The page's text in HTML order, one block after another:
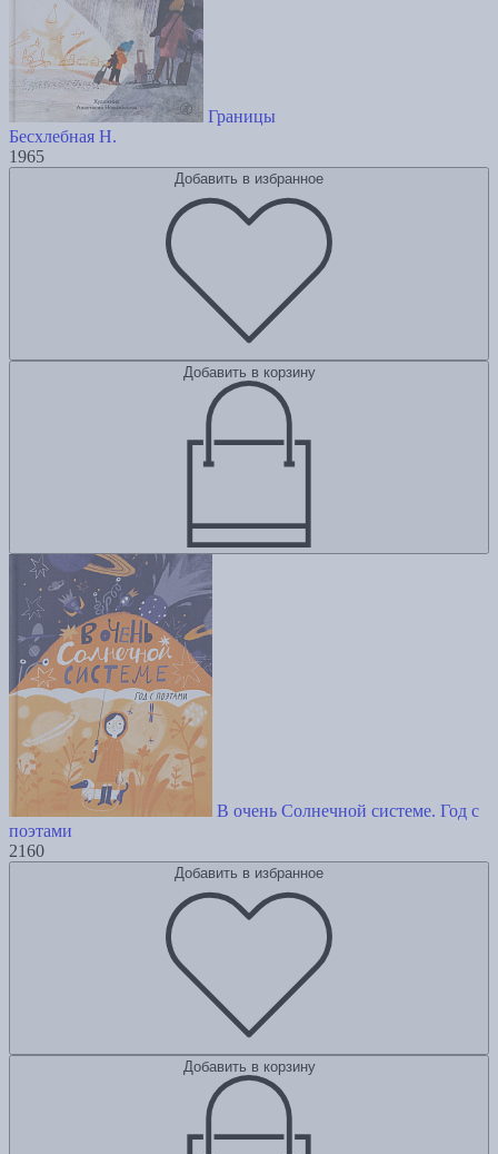
Границы
Бесхлебная Н.
1965
Добавить в избранное
Добавить в корзину
В очень Солнечной системе. Год с
поэтами
2160
Добавить в избранное
Добавить в корзину